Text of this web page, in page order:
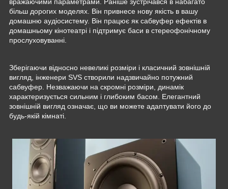
вражаючими параметрами. Раніше зустрічався в набагато
більш дорогих моделях. Він привнесе нову якість в вашу
домашню аудіосистему. Він працює як сабвуфер ефектів в
домашньому кінотеатрі і підтримує баси в стереофонічному
прослуховуванні.
Зберігаючи відносно невеликі розміри і класичний зовнішній
вигляд, інженери SVS створили надзвичайно потужний
сабвуфер. Незважаючи на скромні розміри, динамік
характеризується сильним і глибоким басом. Елегантний
зовнішній вигляд означає, що ви можете адаптувати його до
будь-якій кімнаті.